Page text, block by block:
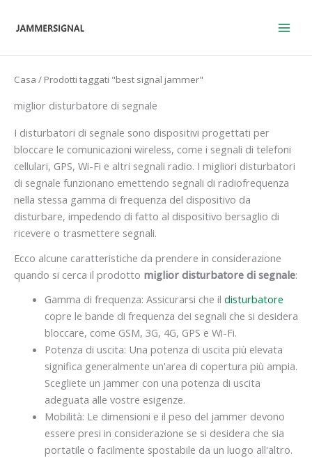
Casa / Prodotti taggati "best signal jammer"
miglior disturbatore di segnale
I disturbatori di segnale sono dispositivi progettati per
bloccare le comunicazioni wireless, come i segnali di telefoni
cellulari, GPS, Wi-Fi e altri segnali radio. I migliori disturbatori
di segnale funzionano emettendo segnali di radiofrequenza
nella stessa gamma di frequenza del dispositivo da
disturbare, impedendo di fatto al dispositivo bersaglio di
ricevere o trasmettere segnali.
Ecco alcune caratteristiche da prendere in considerazione
quando si cerca il prodotto miglior disturbatore di segnale:
Gamma di frequenza: Assicurarsi che il disturbatore
copre le bande di frequenza dei segnali che si desidera
bloccare, come GSM, 3G, 4G, GPS e Wi-Fi.
Potenza di uscita: Una potenza di uscita più elevata
significa generalmente un'area di copertura più ampia.
Scegliete un jammer con una potenza di uscita
adeguata alle vostre esigenze.
Mobilità: Le dimensioni e il peso del jammer devono
essere presi in considerazione se si desidera che sia
portatile o facilmente spostabile da un luogo all'altro.